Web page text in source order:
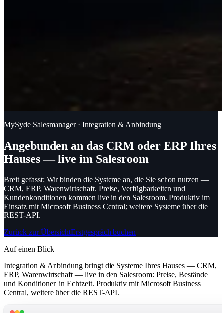
MySyde Salesmanager · Integration & Anbindung
Angebunden an das CRM oder ERP Ihres
Hauses — live im Salesroom
Breit gefasst: Wir binden die Systeme an, die Sie schon nutzen —
CRM, ERP, Warenwirtschaft. Preise, Verfügbarkeiten und
Kundenkonditionen kommen live in den Salesroom. Produktiv im
Einsatz mit Microsoft Business Central; weitere Systeme über die
REST-API.
Zurück zur ÜbersichtErstgespräch buchen
Auf einen Blick
Integration & Anbindung bringt die Systeme Ihres Hauses — CRM,
ERP, Warenwirtschaft — live in den Salesroom: Preise, Bestände
und Konditionen in Echtzeit. Produktiv mit Microsoft Business
Central, weitere über die REST-API.